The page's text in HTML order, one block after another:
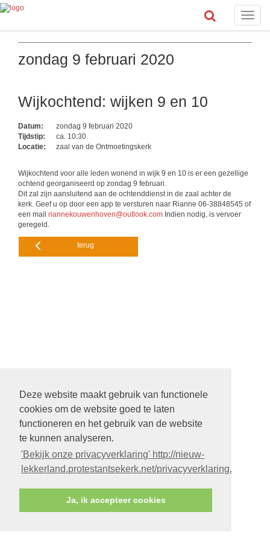
Deze website maakt gebruik van functionele
cookies om de website goed te laten
functioneren en het gebruik van de website
te kunnen analyseren.
'Bekijk onze privacyverklaring' http://nieuw-
lekkerland.protestantsekerk.net/privacyverklaring.aspx
Ja, ik accepteer cookies
Toggle
zondag 9 februari 2020
Wijkochtend: wijken 9 en 10
Datum:
zondag 9 februari 2020
Tijdstip:
ca. 10:30
Locatie:
zaal van de Ontmoetingskerk
Wijkochtend voor alle leden wonend in wijk 9 en 10 is er een gezellige
ochtend georganiseerd op zondag 9 februari.
Dit zal zijn aansluitend aan de ochtenddienst in de zaal achter de
kerk. Geef u op door een app te versturen naar Rianne 06-38848545 of
een mail riannekouwenhoven@outlook.com Indien nodig, is vervoer
geregeld.
terug